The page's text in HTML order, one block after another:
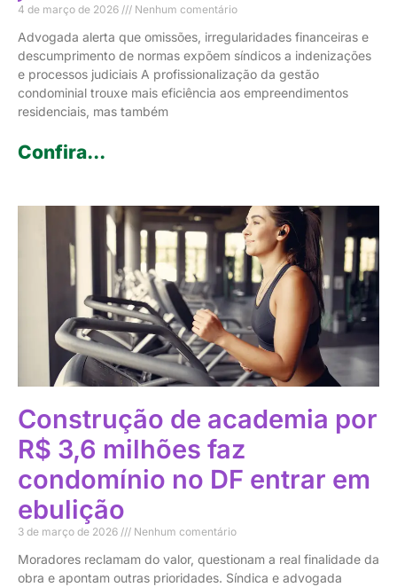
4 de março de 2026 Nenhum comentário
Advogada alerta que omissões, irregularidades financeiras e
descumprimento de normas expõem síndicos a indenizações
e processos judiciais A profissionalização da gestão
condominial trouxe mais eficiência aos empreendimentos
residenciais, mas também
Confira...
Construção de academia por
R$ 3,6 milhões faz
condomínio no DF entrar em
ebulição
3 de março de 2026 Nenhum comentário
Moradores reclamam do valor, questionam a real finalidade da
obra e apontam outras prioridades. Síndica e advogada